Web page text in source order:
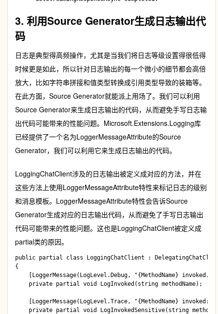
3. 利用Source Generator生成日志输出代
码
日志是典型得高频操作，尤其是当我们将日志等级设置得很低得
时候更是如此，所以针对日志输出的每一个微小的细节都会高倍
放大，比如字符串拼接和值类型转换成引用类型导致的装箱等。
在此方面，Source Generator就能派上用场了。我们可以利用
Source Generator来生成日志输出的代码，从而避免手写日志输
出代码可能带来的性能问题。 Microsoft.Extensions.Logging库
已经提供了一个名为LoggerMessageAttribute的Source
Generator，我们可以利用它来生成日志输出的代码。
LoggingChatClient涉及的日志输出被定义成对应的方法，并在
这些方法上使用LoggerMessageAttribute特性来标记日志的级别
和消息模板。 LoggerMessageAttribute特性会告诉Source
Generator生成对应的日志输出代码，从而避免了手写日志输出
代码可能带来的性能问题。这也是LoggingChatClient被定义成
partial类的原因。
public partial class LoggingChatClient :
{
[LoggerMessage(LogLevel.Debug, "{MethodName}
    private partial void LogInvoked(string methodName);
[LoggerMessage(LogLevel.Trace, "{MethodName} invoked:
private partial void LogInvokedSensitive(string